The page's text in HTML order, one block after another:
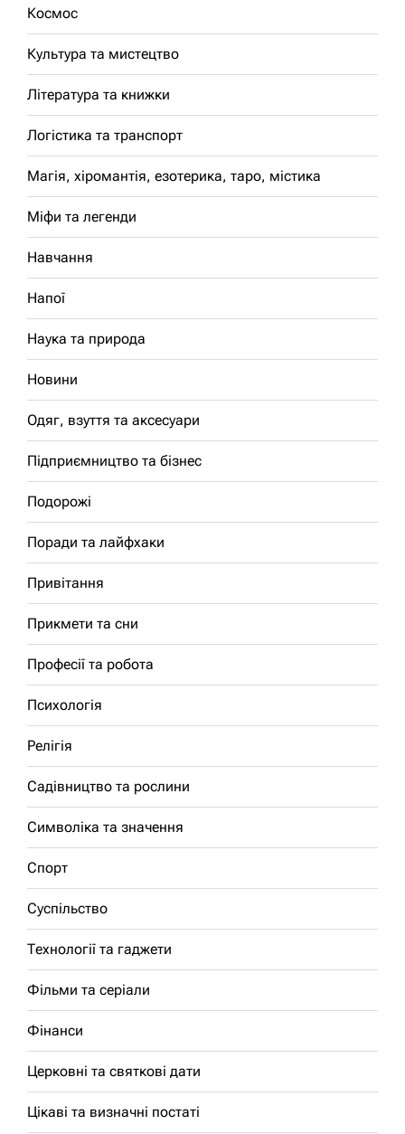
Космос
Культура та мистецтво
Література та книжки
Логістика та транспорт
Магія, хіромантія, езотерика, таро, містика
Міфи та легенди
Навчання
Напої
Наука та природа
Новини
Одяг, взуття та аксесуари
Підприємництво та бізнес
Подорожі
Поради та лайфхаки
Привітання
Прикмети та сни
Професії та робота
Психологія
Релігія
Садівництво та рослини
Символіка та значення
Спорт
Суспільство
Технології та гаджети
Фільми та серіали
Фінанси
Церковні та святкові дати
Цікаві та визначні постаті